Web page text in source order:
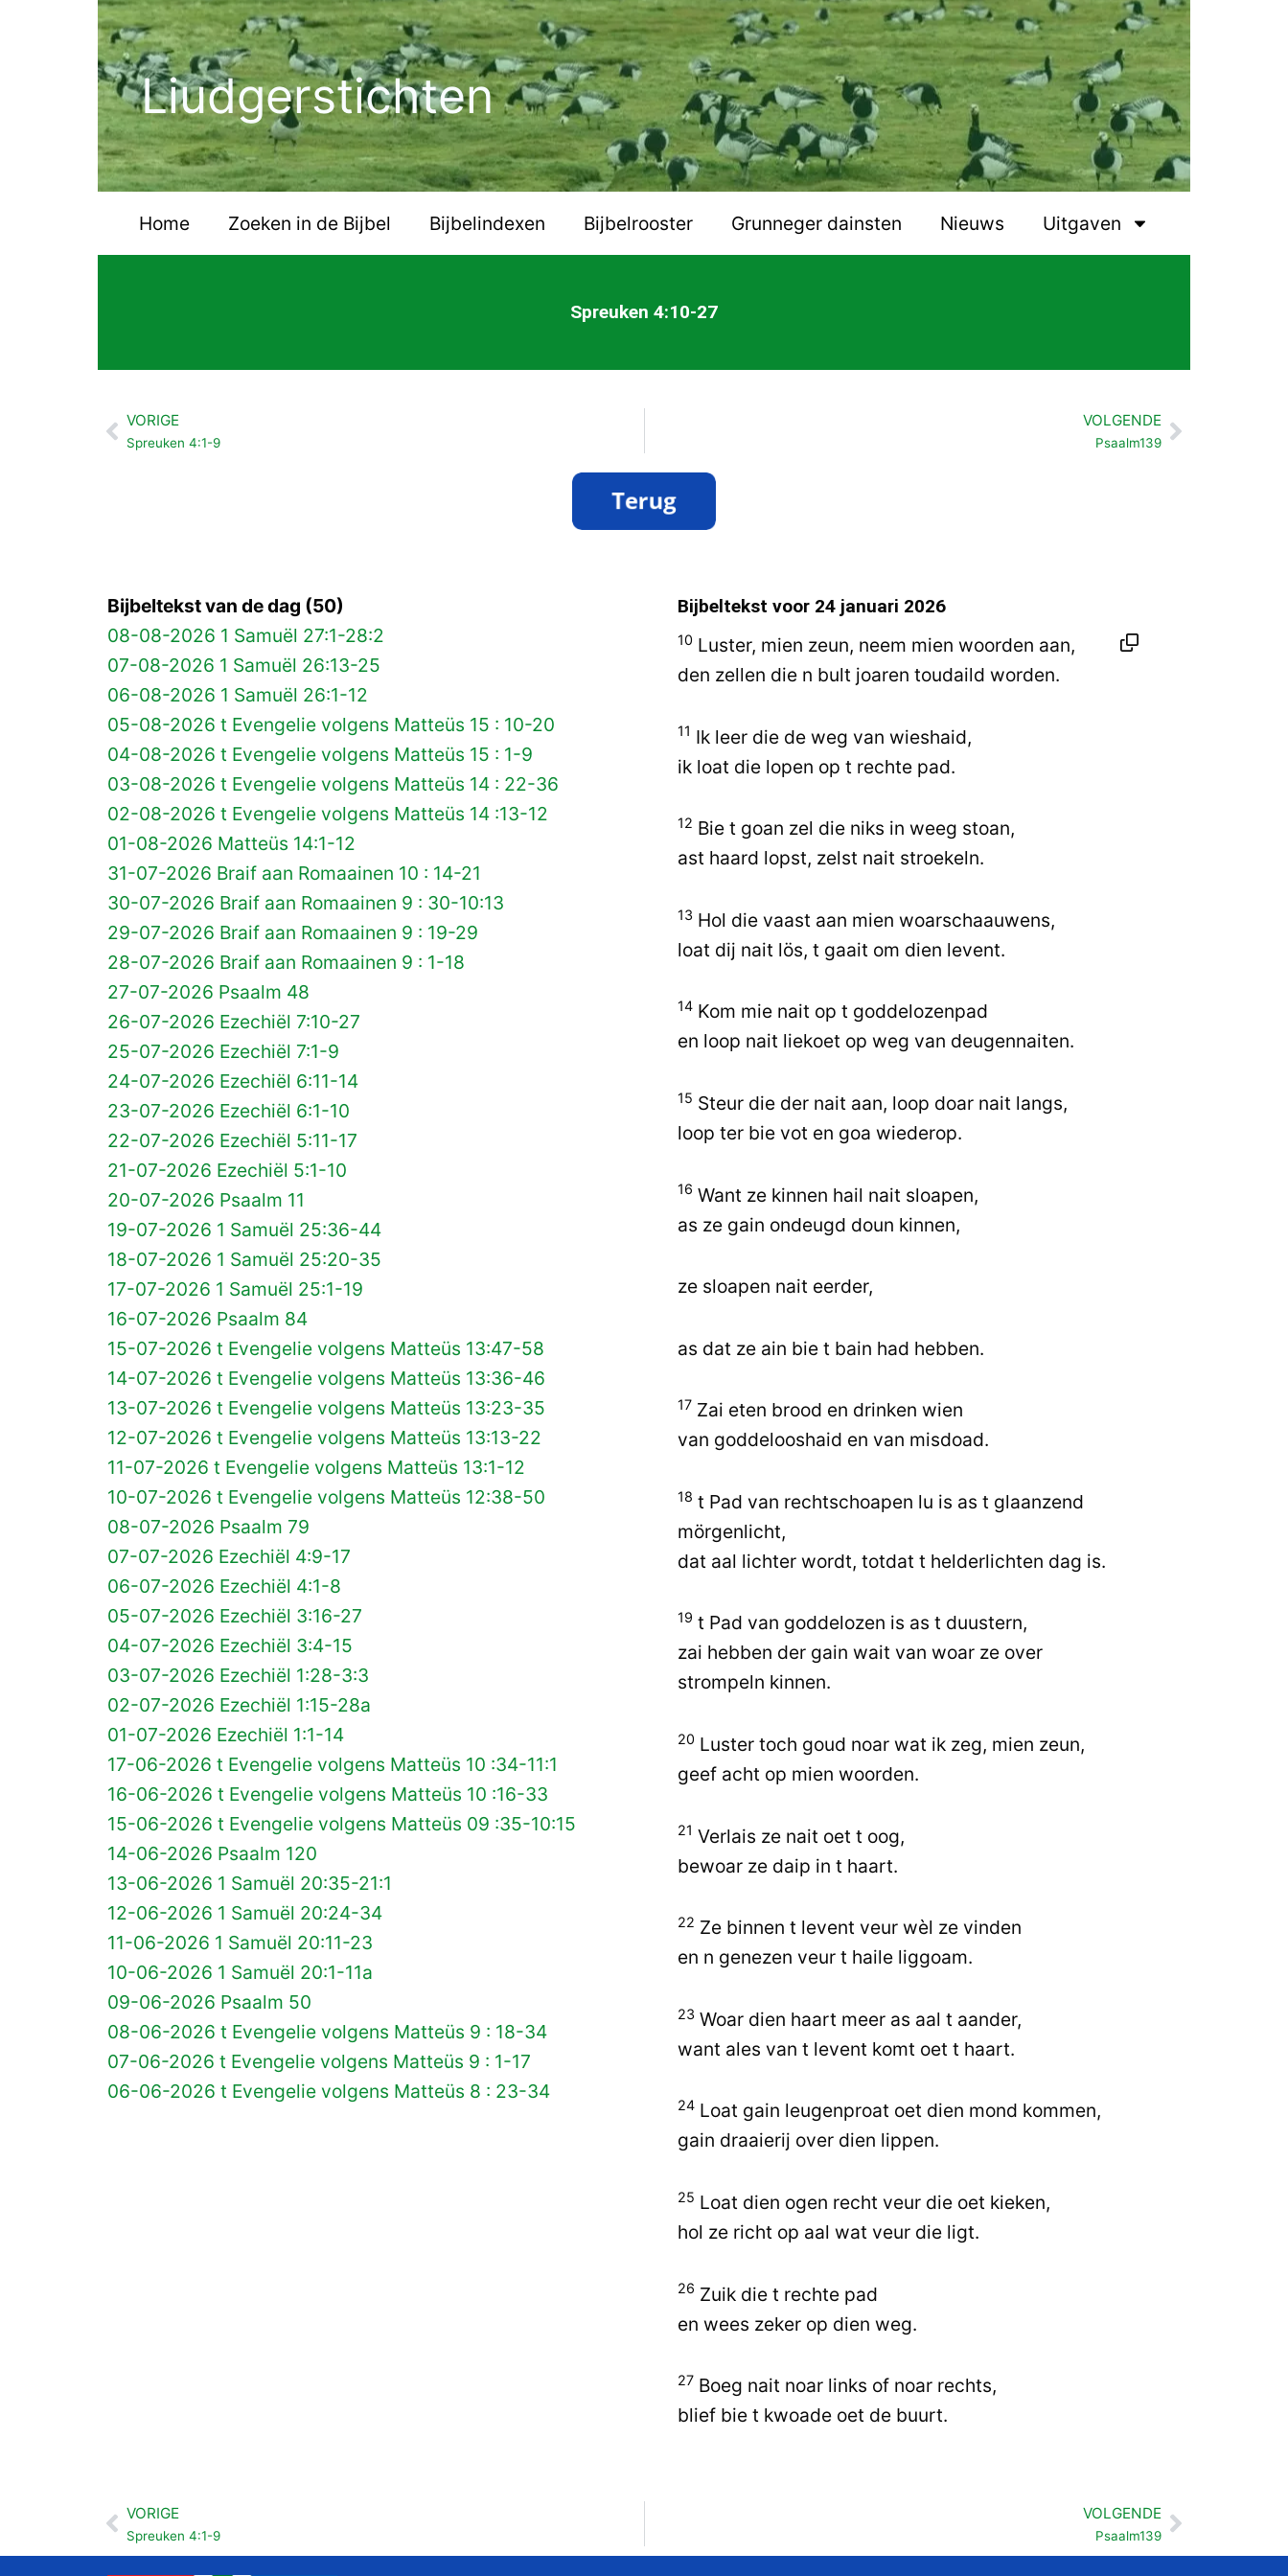
Liudgerstichten
Home Zoeken in de Bijbel Bijbelindexen Bijbelrooster Grunneger dainsten Nieuws Uitgaven
Spreuken 4:10-27
Vorige
VORIGE
Spreuken 4:1-9
VOLGENDE
Psaalm139Volgende
Bijbeltekst van de dag (50)
08-08-2026 1 Samuël 27:1-28:2
07-08-2026 1 Samuël 26:13-25
06-08-2026 1 Samuël 26:1-12
05-08-2026 t Evengelie volgens Matteüs 15 : 10-20
04-08-2026 t Evengelie volgens Matteüs 15 : 1-9
03-08-2026 t Evengelie volgens Matteüs 14 : 22-36
02-08-2026 t Evengelie volgens Matteüs 14 :13-12
01-08-2026 Matteüs 14:1-12
31-07-2026 Braif aan Romaainen 10 : 14-21
30-07-2026 Braif aan Romaainen 9 : 30-10:13
29-07-2026 Braif aan Romaainen 9 : 19-29
28-07-2026 Braif aan Romaainen 9 : 1-18
27-07-2026 Psaalm 48
26-07-2026 Ezechiël 7:10-27
25-07-2026 Ezechiël 7:1-9
24-07-2026 Ezechiël 6:11-14
23-07-2026 Ezechiël 6:1-10
22-07-2026 Ezechiël 5:11-17
21-07-2026 Ezechiël 5:1-10
20-07-2026 Psaalm 11
19-07-2026 1 Samuël 25:36-44
18-07-2026 1 Samuël 25:20-35
17-07-2026 1 Samuël 25:1-19
16-07-2026 Psaalm 84
15-07-2026 t Evengelie volgens Matteüs 13:47-58
14-07-2026 t Evengelie volgens Matteüs 13:36-46
13-07-2026 t Evengelie volgens Matteüs 13:23-35
12-07-2026 t Evengelie volgens Matteüs 13:13-22
11-07-2026 t Evengelie volgens Matteüs 13:1-12
10-07-2026 t Evengelie volgens Matteüs 12:38-50
08-07-2026 Psaalm 79
07-07-2026 Ezechiël 4:9-17
06-07-2026 Ezechiël 4:1-8
05-07-2026 Ezechiël 3:16-27
04-07-2026 Ezechiël 3:4-15
03-07-2026 Ezechiël 1:28-3:3
02-07-2026 Ezechiël 1:15-28a
01-07-2026 Ezechiël 1:1-14
17-06-2026 t Evengelie volgens Matteüs 10 :34-11:1
16-06-2026 t Evengelie volgens Matteüs 10 :16-33
15-06-2026 t Evengelie volgens Matteüs 09 :35-10:15
14-06-2026 Psaalm 120
13-06-2026 1 Samuël 20:35-21:1
12-06-2026 1 Samuël 20:24-34
11-06-2026 1 Samuël 20:11-23
10-06-2026 1 Samuël 20:1-11a
09-06-2026 Psaalm 50
08-06-2026 t Evengelie volgens Matteüs 9 : 18-34
07-06-2026 t Evengelie volgens Matteüs 9 : 1-17
06-06-2026 t Evengelie volgens Matteüs 8 : 23-34
Bijbeltekst voor 24 januari 2026
10 Luster, mien zeun, neem mien woorden aan,
den zellen die n bult joaren toudaild worden.
11 Ik leer die de weg van wieshaid,
ik loat die lopen op t rechte pad.
12 Bie t goan zel die niks in weeg stoan,
ast haard lopst, zelst nait stroekeln.
13 Hol die vaast aan mien woarschaauwens,
loat dij nait lös, t gaait om dien levent.
14 Kom mie nait op t goddelozenpad
en loop nait liekoet op weg van deugennaiten.
15 Steur die der nait aan, loop doar nait langs,
loop ter bie vot en goa wiederop.
16 Want ze kinnen hail nait sloapen,
as ze gain ondeugd doun kinnen,
ze sloapen nait eerder,
as dat ze ain bie t bain had hebben.
17 Zai eten brood en drinken wien
van goddelooshaid en van misdoad.
18 t Pad van rechtschoapen lu is as t glaanzend
mörgenlicht,
dat aal lichter wordt, totdat t helderlichten dag is.
19 t Pad van goddelozen is as t duustern,
zai hebben der gain wait van woar ze over
strompeln kinnen.
20 Luster toch goud noar wat ik zeg, mien zeun,
geef acht op mien woorden.
21 Verlais ze nait oet t oog,
bewoar ze daip in t haart.
22 Ze binnen t levent veur wèl ze vinden
en n genezen veur t haile liggoam.
23 Woar dien haart meer as aal t aander,
want ales van t levent komt oet t haart.
24 Loat gain leugenproat oet dien mond kommen,
gain draaierij over dien lippen.
25 Loat dien ogen recht veur die oet kieken,
hol ze richt op aal wat veur die ligt.
26 Zuik die t rechte pad
en wees zeker op dien weg.
27 Boeg nait noar links of noar rechts,
blief bie t kwoade oet de buurt.
Vorige
VORIGE
Spreuken 4:1-9
VOLGENDE
Psaalm139Volgende